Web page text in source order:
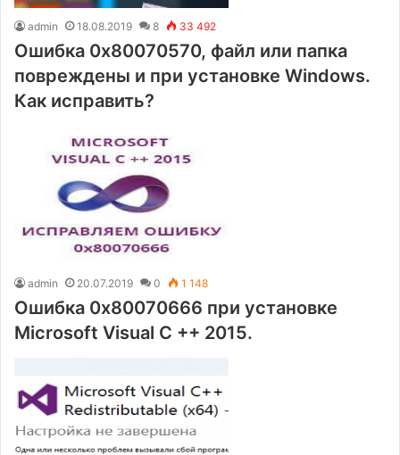
admin 18.08.2019 8 33 492
Ошибка 0x80070570, файл или папка
повреждены и при установке Windows.
Как исправить?
admin 20.07.2019 0 1 148
Ошибка 0x80070666 при установке
Microsoft Visual C ++ 2015.